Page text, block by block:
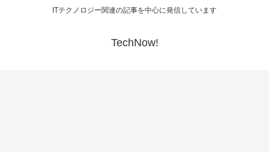
ITテクノロジー関連の記事を中心に発信しています
TechNow!